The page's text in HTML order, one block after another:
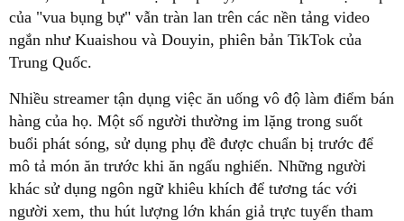
của "vua bụng bự" vẫn tràn lan trên các nền tảng video
ngắn như Kuaishou và Douyin, phiên bản TikTok của
Trung Quốc.
Nhiều streamer tận dụng việc ăn uống vô độ làm điểm bán
hàng của họ. Một số người thường im lặng trong suốt
buổi phát sóng, sử dụng phụ đề được chuẩn bị trước để
mô tả món ăn trước khi ăn ngấu nghiến. Những người
khác sử dụng ngôn ngữ khiêu khích để tương tác với
người xem, thu hút lượng lớn khán giả trực tuyến tham